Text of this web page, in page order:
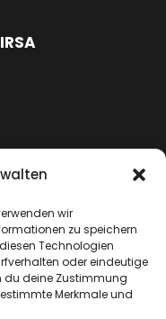
wir
zu speichern
Technologien
oder eindeutige
du deine Zustimmung
Merkmale und